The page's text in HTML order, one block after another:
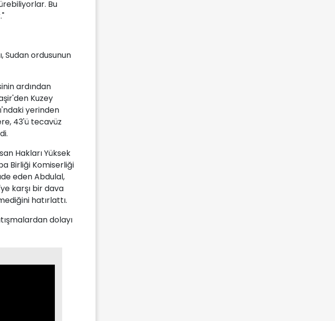
Bu
Sudan ordusunun
ardından
Kuzey
yerinden
43'ü tecavüz
Hakları Yüksek
Birliği Komiserliği
eden Abdulal,
karşı bir dava
hatırlattı.
dolayı